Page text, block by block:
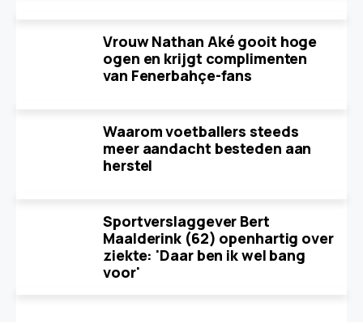
Vrouw Nathan Aké gooit hoge
ogen en krijgt complimenten
van Fenerbahçe-fans
Waarom voetballers steeds
meer aandacht besteden aan
herstel
Sportverslaggever Bert
Maalderink (62) openhartig over
ziekte: 'Daar ben ik wel bang
voor'